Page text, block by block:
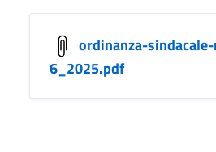
ordinanza-
6_2025.pdf